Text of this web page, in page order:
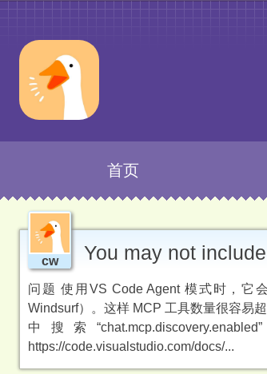
首页
cw You may not
问题 使用VS Code Agent 模式时，它
Windsurf）。这样 MCP 工具数量很容易
中搜索
https://code.visualstudio.com/docs/...